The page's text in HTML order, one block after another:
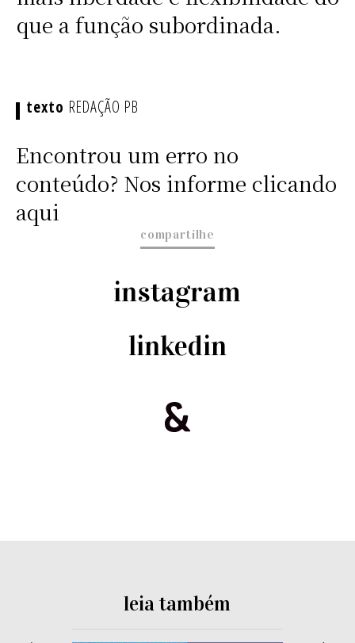
que a função subordinada.
REDAÇÃO PB
Encontrou um erro no
conteúdo? Nos informe clicando
aqui
compartilhe
instagram
linkedin
leia também